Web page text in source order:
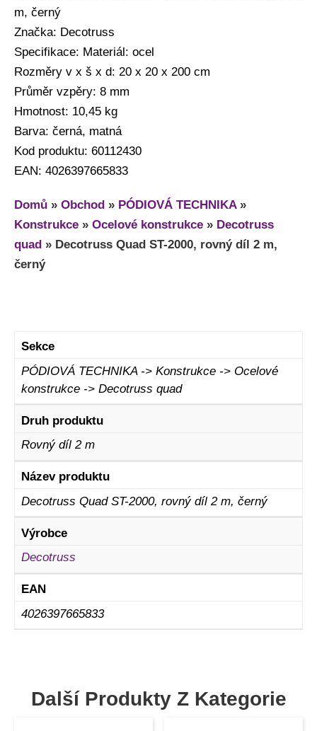
m, černý
Značka: Decotruss
Specifikace: Materiál: ocel
Rozměry v x š x d: 20 x 20 x 200 cm
Průměr vzpěry: 8 mm
Hmotnost: 10,45 kg
Barva: černá, matná
Kod produktu: 60112430
EAN: 4026397665833
Domů » Obchod » PÓDIOVÁ TECHNIKA»
Konstrukce » Ocelové konstrukce » Decotruss
quad » Decotruss Quad ST-2000, rovný díl 2 m,
černý
Sekce
PÓDIOVÁ TECHNIKA -> Konstrukce -> Ocelové
konstrukce -> Decotruss quad
Druh produktu
Rovný díl 2 m
Název produktu
Decotruss Quad ST-2000, rovný díl 2 m, černý
Výrobce
Decotruss
EAN
4026397665833
Další Produkty Z Kategorie